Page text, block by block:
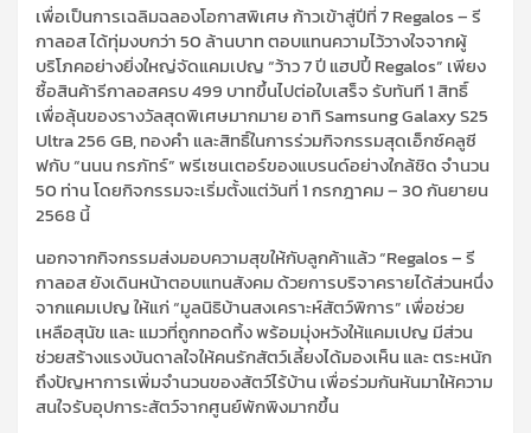
เพื่อเป็นการเฉลิมฉลองโอกาสพิเศษ ก้าวเข้าสู่ปีที่7Regalos–รี
กาลอสได้ทุ่มงบกว่า 50 ล้านบาท ตอบแทนความไว้วางใจจากผู้
บริโภคอย่างยิ่งใหญ่จัดแคมเปญ“ว้าว 7 ปี แฮปปี้Regalos” เพียง
ซื้อสินค้ารีกาลอสครบ 499 บาทขึ้นไปต่อใบเสร็จ รับทันที1สิทธิ์
เพื่อลุ้นของรางวัลสุดพิเศษมากมาย อาทิSamsung Galaxy S25
Ultra256GB,ทองคำ และสิทธิ์ในการร่วมกิจกรรมสุดเอ็กซ์คลูซี
ฟกับ “นนน กรภัทร์” พรีเซนเตอร์ของแบรนด์อย่างใกล้ชิด จำนวน
50 ท่าน โดยกิจกรรมจะเริ่มตั้งแต่วันที่ 1 กรกฎาคม – 30 กันยายน
2568 นี้
นอกจากกิจกรรมส่งมอบความสุขให้กับลูกค้าแล้ว“Regalos–รี
กาลอสยังเดินหน้าตอบแทนสังคมด้วยการบริจาครายได้ส่วนหนึ่ง
จากแคมเปญ ให้แก่“มูลนิธิบ้านสงเคราะห์สัตว์พิการ” เพื่อช่วย
เหลือสุนัข และ แมวที่ถูกทอดทิ้ง พร้อมมุ่งหวังให้แคมเปญ มีส่วน
ช่วยสร้างแรงบันดาลใจให้คนรักสัตว์เลี้ยงได้มองเห็น และ ตระหนัก
ถึงปัญหาการเพิ่มจำนวนของสัตว์ไร้บ้าน เพื่อร่วมกันหันมาให้ความ
สนใจรับอุปการะสัตว์จากศูนย์พักพิงมากขึ้น